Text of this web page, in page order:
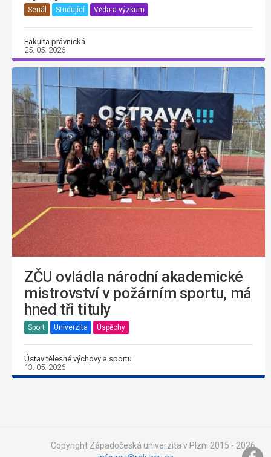
Seriál Studující Věda a výzkum
Fakulta právnická
25. 05. 2026
ZČU ovládla národní akademické
mistrovství v požárním sportu, má
hned tři tituly
Sport Univerzita Úspěchy
Ústav tělesné výchovy a sportu
13. 05. 2026
Copyright Západočeská univerzita v Plzni 2015 - 2026,